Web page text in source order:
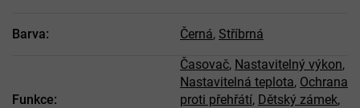
Barva: Černá, Stříbrná
Funkce:
Časovač, Nastavitelný výkon,
Nastavitelná teplota, Ochrana
proti přehřátí, Dětský zámek,